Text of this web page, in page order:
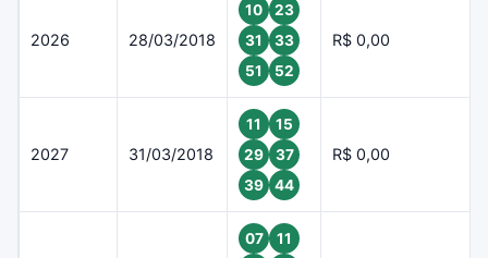
2026 28/03/2018
10
23
31
33
51
52
R$ 0,00
2027 31/03/2018
11
15
29
37
39
44
R$ 0,00
07
11